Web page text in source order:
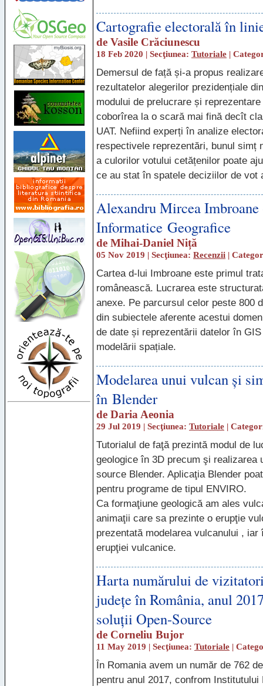
Cartografie electorală în
de Vasile Crăciunescu
18 Feb 2020 | Secţiunea: Tutoriale |
Demersul de față și-a propus
rezultatelor alegerilor prezidențiale
modului de prelucrare și
coborîrea la o scară mai fină decît
UAT. Nefiind experți în analize
respectivele reprezentări, bunul simț
a culorilor votului cetățenilor poate
ce au stat în spatele deciziilor de vot
Alexandru Mircea Imbroane
Informatice Geografice
de Mihai-Daniel Niță
05 Nov 2019 | Secţiunea: Recenzii |
Cartea d-lui Imbroane este primul
românească. Lucrarea este
anexe. Pe parcursul celor peste 800
din subiectele aferente acestui
de date și reprezentării datelor în GIS
modelării spațiale.
Modelarea unui vulcan şi
în Blender
de Daria Aeonia
29 Jul 2019 | Secţiunea: Tutoriale |
Tutorialul de faţă prezintă modul de
geologice în 3D precum şi realizarea
source Blender. Aplicaţia Blender
pentru programe de tipul ENVIRO.
Ca formaţiune geologică am ales
animaţii care sa prezinte o erupţie
prezentată modelarea vulcanului ,
erupţiei vulcanice.
Harta numărului de
județe în România, anul
soluții Open-Source
de Corneliu Bujor
11 May 2019 | Secţiunea: Tutoriale |
În Romania avem un număr de 762
pentru anul 2017, confrom